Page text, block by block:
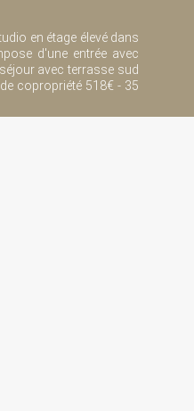
en étage élevé dans
d'une entrée avec
avec terrasse sud
copropriété 518€ - 35